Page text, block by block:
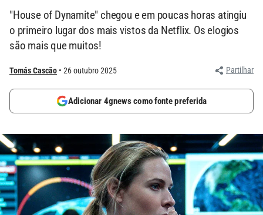
"House of Dynamite" chegou e em poucas horas atingiu
o primeiro lugar dos mais vistos da Netflix. Os elogios
são mais que muitos!
Tomás Cascão 26 outubro 2025 Partilhar
Adicionar 4gnews como fonte preferida